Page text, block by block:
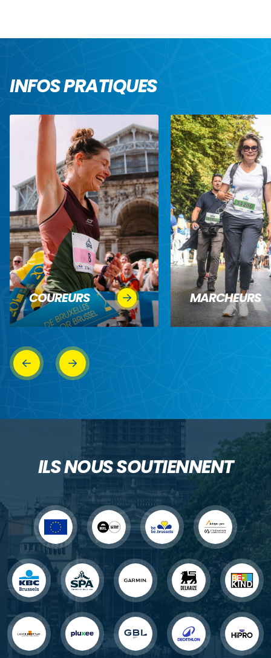
INFOS PRATIQUES
COUREURS MARCHEURS
ILS NOUS SOUTIENNENT